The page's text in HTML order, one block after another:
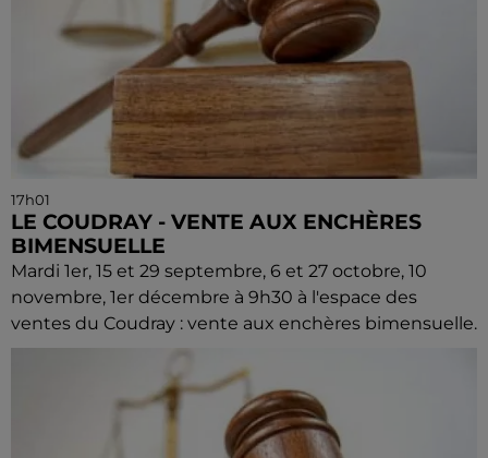
17h01
LE COUDRAY - VENTE AUX ENCHÈRES
BIMENSUELLE
Mardi 1er, 15 et 29 septembre, 6 et 27 octobre, 10
novembre, 1er décembre à 9h30 à l'espace des
ventes du Coudray : vente aux enchères bimensuelle.